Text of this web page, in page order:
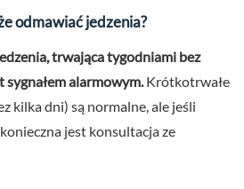
odmawiać jedzenia?
trwająca tygodniami bez
sygnałem alarmowym. Krótkotrwałe
kilka dni) są normalne, ale jeśli
jest konsultacja ze